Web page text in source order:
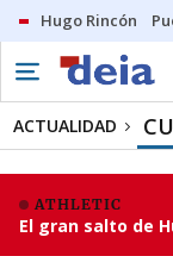
Hugo Rincón
ACTUALIDAD
ATHLETIC
El gran salto de